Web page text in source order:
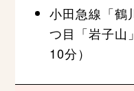
小田急線「鶴
つ目「岩子山
10分）